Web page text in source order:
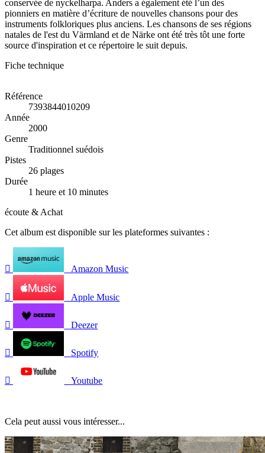
conservée de nyckelharpa. Anders a également été l’un des
pionniers en matière d’écriture de nouvelles chansons pour des
instruments folkloriques plus anciens. Les chansons de ses régions
natales de l'est du Värmland et de Närke ont été très tôt une forte
source d'inspiration et ce répertoire le suit depuis.
Fiche technique
Référence
7393844010209
Année
2000
Genre
Traditionnel suédois
Pistes
26 plages
Durée
1 heure et 10 minutes
écoute & Achat
Cet album est disponible sur les plateformes suivantes :
 Amazon Music
 Apple Music
 Deezer
 Spotify
 Youtube
Cela peut aussi vous intéresser...